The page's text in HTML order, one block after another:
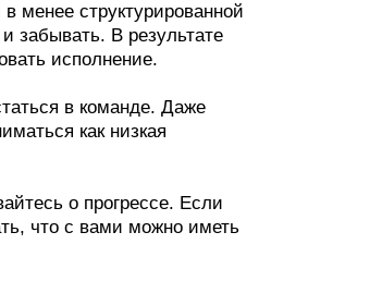
менее структурированной
забывать. В результате
исполнение.
в команде. Даже
как низкая
о прогрессе. Если
что с вами можно иметь